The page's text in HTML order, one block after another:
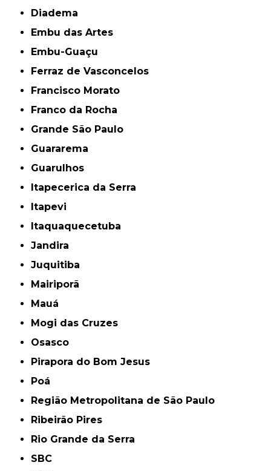
Diadema
Embu das Artes
Embu-Guaçu
Ferraz de Vasconcelos
Francisco Morato
Franco da Rocha
Grande São Paulo
Guararema
Guarulhos
Itapecerica da Serra
Itapevi
Itaquaquecetuba
Jandira
Juquitiba
Mairiporã
Mauá
Mogi das Cruzes
Osasco
Pirapora do Bom Jesus
Poá
Região Metropolitana de São Paulo
Ribeirão Pires
Rio Grande da Serra
SBC